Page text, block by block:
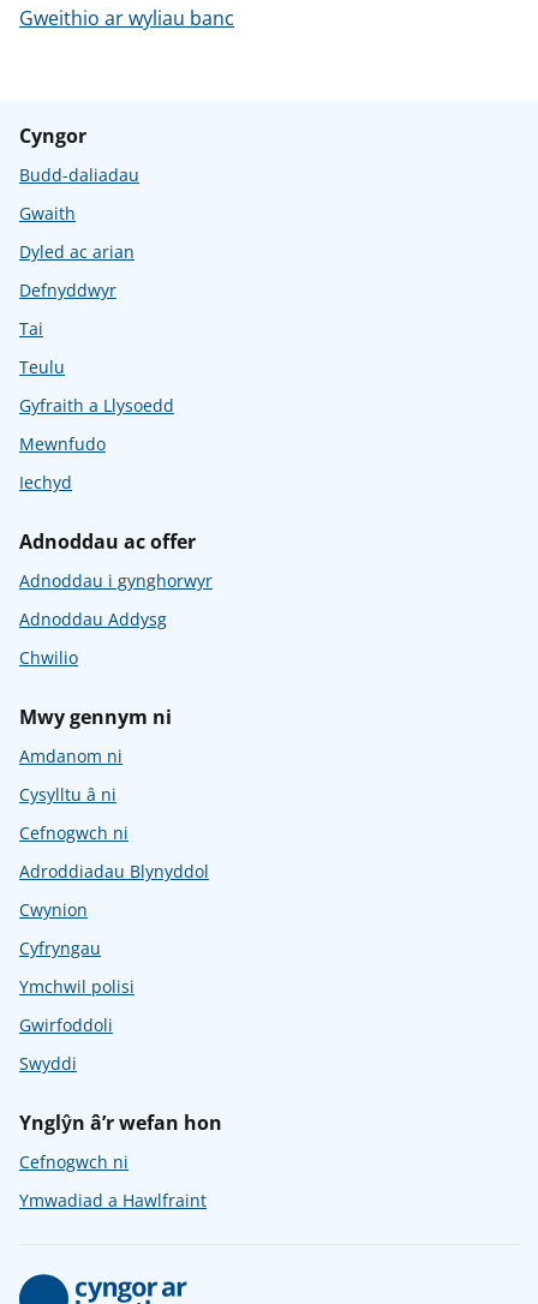
Gweithio ar wyliau banc
Cyngor
Budd-daliadau
Gwaith
Dyled ac arian
Defnyddwyr
Tai
Teulu
Gyfraith a Llysoedd
Mewnfudo
Iechyd
Adnoddau ac offer
Adnoddau i gynghorwyr
Adnoddau Addysg
Chwilio
Mwy gennym ni
Amdanom ni
Cysylltu â ni
Cefnogwch ni
Adroddiadau Blynyddol
Cwynion
Cyfryngau
Ymchwil polisi
Gwirfoddoli
Swyddi
Ynglŷn â’r wefan hon
Cefnogwch ni
Ymwadiad a Hawlfraint